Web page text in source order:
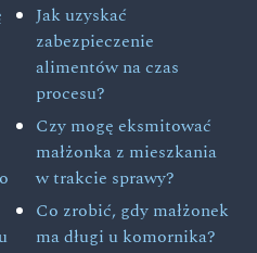
Jak uzyskać
zabezpieczenie
alimentów na czas
procesu?
Czy mogę eksmitować
małżonka z mieszkania
w trakcie sprawy?
Co zrobić, gdy małżonek
ma długi u komornika?